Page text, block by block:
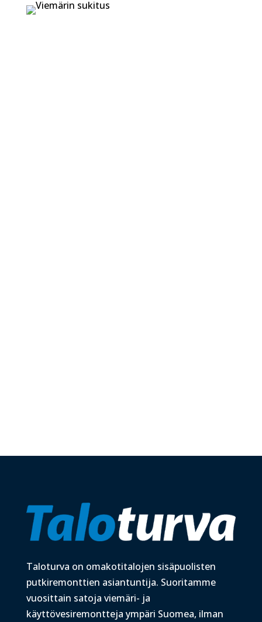
Taloturva on omakotitalojen sisäpuolisten
putkiremonttien asiantuntija. Suoritamme
vuosittain satoja viemäri- ja
käyttövesiremontteja ympäri Suomea, ilman